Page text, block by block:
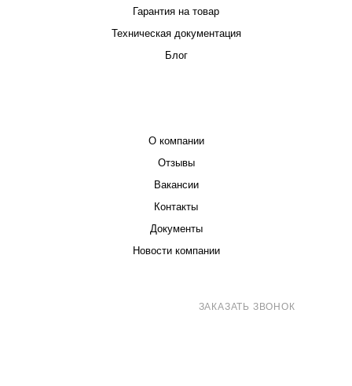
Гарантия на товар
Техническая документация
Блог
О компании
Отзывы
Вакансии
Контакты
Документы
Новости компании
ЗАКАЗАТЬ ЗВОНОК